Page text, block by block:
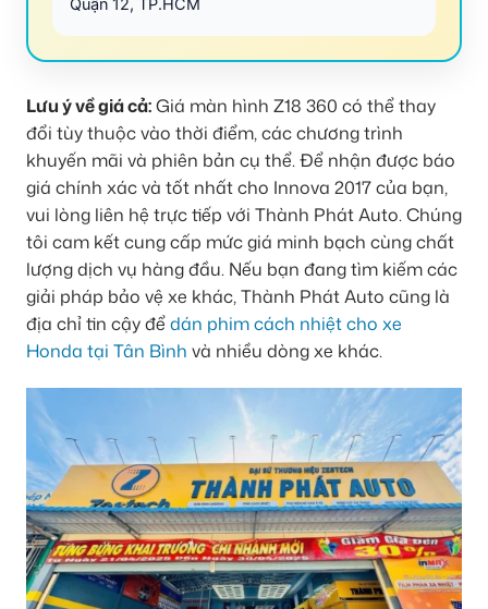
Quận 12, TP.HCM
Lưu ý về giá cả:Giá màn hình Z18 360 có thể thay
đổi tùy thuộc vào thời điểm, các chương trình
khuyến mãi và phiên bản cụ thể. Để nhận được báo
giá chính xác và tốt nhất cho Innova 2017 của bạn,
vui lòng liên hệ trực tiếp với Thành Phát Auto. Chúng
tôi cam kết cung cấp mức giá minh bạch cùng chất
lượng dịch vụ hàng đầu. Nếu bạn đang tìm kiếm các
giải pháp bảo vệ xe khác, Thành Phát Auto cũng là
địa chỉ tin cậy đểdán phim cách nhiệt cho xe
Honda tại Tân Bình và nhiều dòng xe khác.